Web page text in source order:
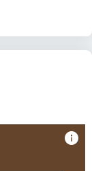
